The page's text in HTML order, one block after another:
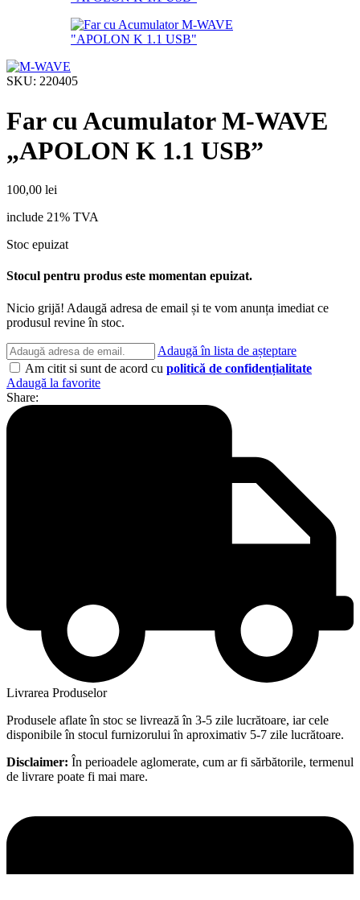
SKU: 220405
Far cu Acumulator M-WAVE
„APOLON K 1.1 USB”
100,00 lei
include 21% TVA
Stoc epuizat
Stocul pentru produs este momentan epuizat.
Nicio grijă! Adaugă adresa de email și te vom anunța imediat ce
produsul revine în stoc.
Adaugă în lista de așteptare
Am citit si sunt de acord cu politică de confidențialitate
Adaugă la favorite
Share:
Livrarea Produselor
Produsele aflate în stoc se livrează în 3-5 zile lucrătoare, iar cele
disponibile în stocul furnizorului în aproximativ 5-7 zile lucrătoare.
Disclaimer: În perioadele aglomerate, cum ar fi sărbătorile, termenul
de livrare poate fi mai mare.